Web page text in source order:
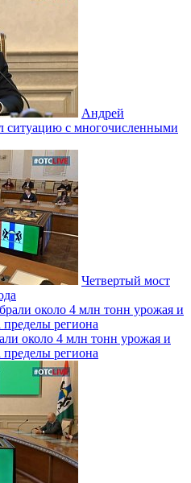
Андрей
ситуацию с многочисленными
Четвертый мост
около 4 млн тонн урожая и
пределы региона